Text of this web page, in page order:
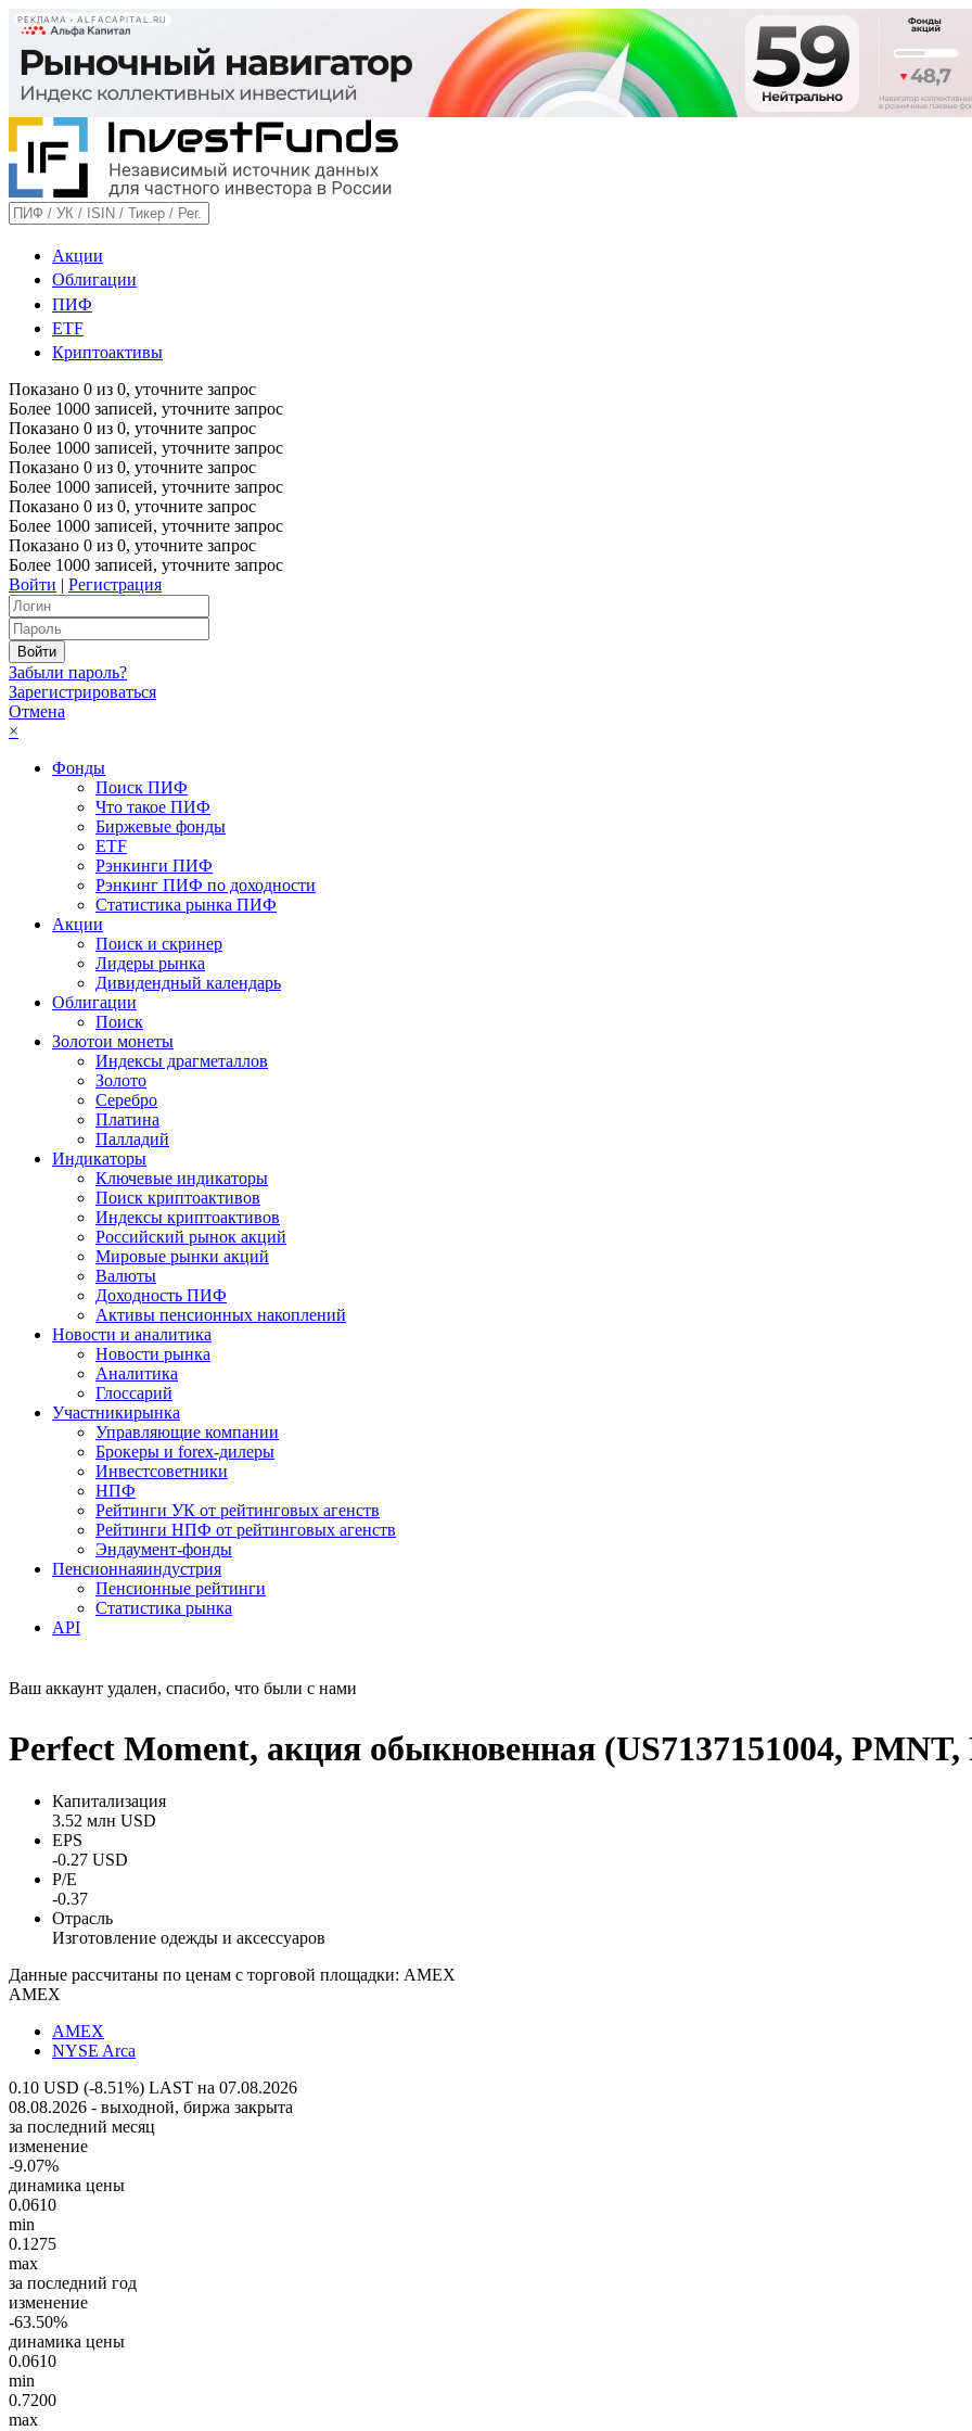
РЕКЛАМА • ALFACAPITAL.RU
Акции
Облигации
ПИФ
ETF
Криптоактивы
Показано 0 из 0, уточните запрос
Более 1000 записей, уточните запрос
Показано 0 из 0, уточните запрос
Более 1000 записей, уточните запрос
Показано 0 из 0, уточните запрос
Более 1000 записей, уточните запрос
Показано 0 из 0, уточните запрос
Более 1000 записей, уточните запрос
Показано 0 из 0, уточните запрос
Более 1000 записей, уточните запрос
Войти | Регистрация
Забыли пароль?
Зарегистрироваться
Отмена
×
Фонды
Поиск ПИФ
Что такое ПИФ
Биржевые фонды
ETF
Рэнкинги ПИФ
Рэнкинг ПИФ по доходности
Статистика рынка ПИФ
Акции
Поиск и скринер
Лидеры рынка
Дивидендный календарь
Облигации
Поиск
Золотои монеты
Индексы драгметаллов
Золото
Серебро
Платина
Палладий
Индикаторы
Ключевые индикаторы
Поиск криптоактивов
Индексы криптоактивов
Российский рынок акций
Мировые рынки акций
Валюты
Доходность ПИФ
Активы пенсионных накоплений
Новости и аналитика
Новости рынка
Аналитика
Глоссарий
Участникирынка
Управляющие компании
Брокеры и forex-дилеры
Инвестсоветники
НПФ
Рейтинги УК от рейтинговых агенств
Рейтинги НПФ от рейтинговых агенств
Эндаумент-фонды
Пенсионнаяиндустрия
Пенсионные рейтинги
Статистика рынка
API
Ваш аккаунт удален, спасибо, что были с нами
Perfect Moment, акция обыкновенная (US7137151004,
Капитализация
3.52 млн USD
EPS
-0.27 USD
P/E
-0.37
Отрасль
Изготовление одежды и аксессуаров
Данные рассчитаны по ценам с торговой площадки: AMEX
AMEX
AMEX
NYSE Arca
0.10 USD (-8.51%) LAST на 07.08.2026
08.08.2026 - выходной, биржа закрыта
за последний месяц
изменение
-9.07%
динамика цены
0.0610
min
0.1275
max
за последний год
изменение
-63.50%
динамика цены
0.0610
min
0.7200
max